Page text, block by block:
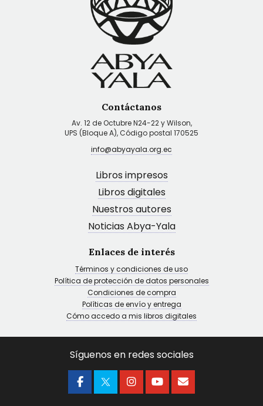
Contáctanos
Av. 12 de Octubre N24-22 y Wilson,
UPS (Bloque A), Código postal 170525
info@abyayala.org.ec
Libros impresos
Libros digitales
Nuestros autores
Noticias Abya-Yala
Enlaces de interés
Términos y condiciones de uso
Política de protección de datos personales
Condiciones de compra
Políticas de envío y entrega
Cómo accedo a mis libros digitales
Síguenos en redes sociales